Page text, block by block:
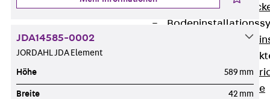
Zurück
Kanalsysteme
JDA14585-0002
JORDAHL JDA Element
Höhe 589 mm
Breite 42 mm